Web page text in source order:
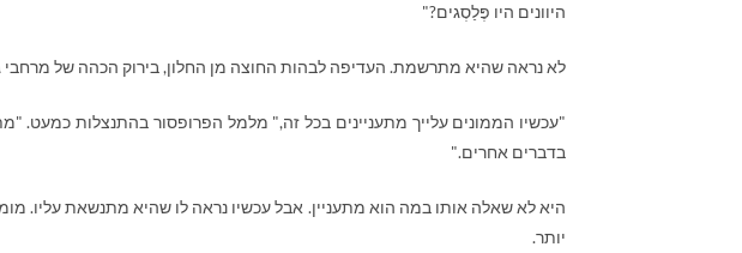
היוונים היו פֶּלַסְגים?"
לא נראה שהיא מתרשמת. העדיפה לבהות החוצה מן החלון, בירוק הכהה של
"עכשיו הממונים עלייך מתעניינים בכל זה," מלמל הפרופסור בהתנצלות כמעט.
בדברים אחרים."
היא לא שאלה אותו במה הוא מתעניין. אבל עכשיו נראה לו שהיא מתנשאת עליו.
יותר.